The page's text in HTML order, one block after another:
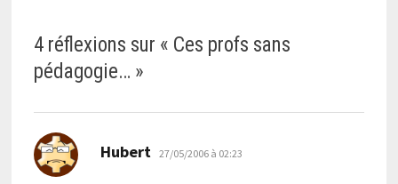
4 réflexions sur « Ces profs sans
pédagogie… »
Hubert dit :
27/05/2006 à 02:23